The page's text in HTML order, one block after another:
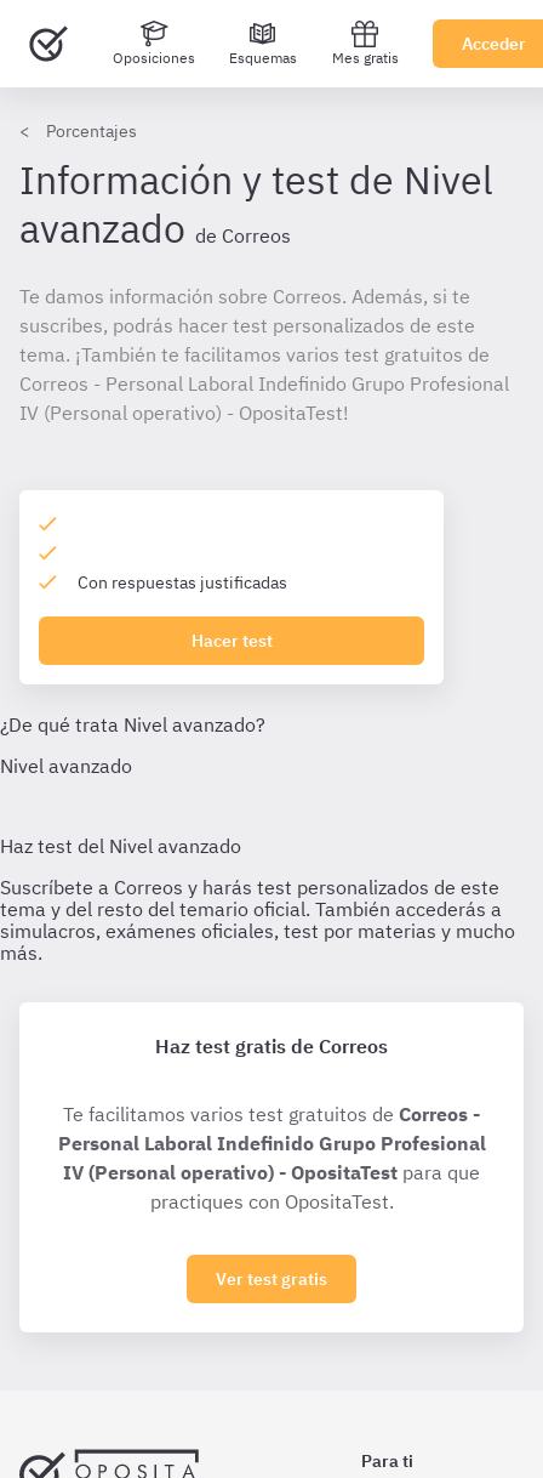
Oposiciones Esquemas Mes gratis
Acceder
Porcentajes
Información y test de Nivel
avanzado de Correos
Te damos información sobre Correos. Además, si te
suscribes, podrás hacer test personalizados de este
tema. ¡También te facilitamos varios test gratuitos de
Correos - Personal Laboral Indefinido Grupo Profesional
IV (Personal operativo) - OpositaTest!
Con respuestas justificadas
Hacer test
Haz test gratis de Correos
Te facilitamos varios test gratuitos de Correos -
Personal Laboral Indefinido Grupo Profesional
IV (Personal operativo) - OpositaTest para que
practiques con OpositaTest.
Ver test gratis
Para ti